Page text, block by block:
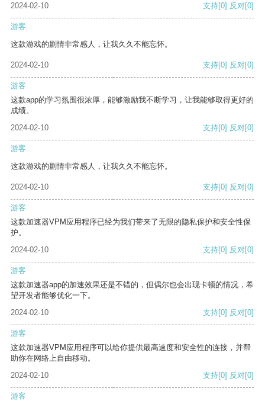
2024-02-10 支持[0] 反对[0]
游客
这款游戏的剧情非常感人，让我久久不能忘怀。
2024-02-10 支持[0] 反对[0]
游客
这款app的学习氛围很浓厚，能够激励我不断学习，让我能够取得更好的
成绩。
2024-02-10
支持[0] 反对[0]
游客
这款游戏的剧情非常感人，让我久久不能忘怀。
2024-02-10 支持[0] 反对[0]
游客
这款加速器VPM应用程序已经为我们带来了无限的隐私保护和安全性保
护。
2024-02-10
支持[0] 反对[0]
游客
这款加速器app的加速效果还是不错的，但偶尔也会出现卡顿的情况，希
望开发者能够优化一下。
2024-02-10
支持[0] 反对[0]
游客
这款加速器VPM应用程序可以给你提供最高速度和安全性的连接，并帮
助你在网络上自由移动。
2024-02-10
支持[0] 反对[0]
游客